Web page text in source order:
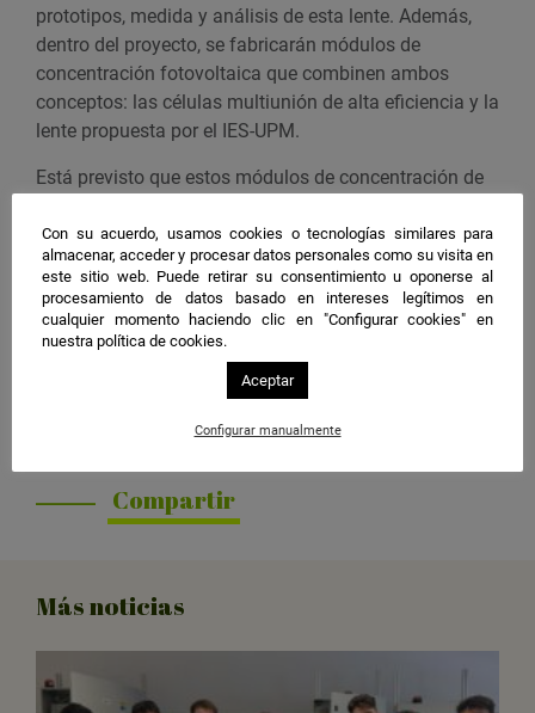
prototipos, medida y análisis de esta lente. Además,
dentro del proyecto, se fabricarán módulos de
concentración fotovoltaica que combinen ambos
conceptos: las células multiunión de alta eficiencia y la
lente propuesta por el IES-UPM.
Está previsto que estos módulos de concentración de
a los de los paneles planos basados en silicio que se
utilizan en la actualidad. De esta forma, se podrá
reducir el coste de la energía fotovoltaica, el tiempo de
retorno energético de los paneles y la superficie que
ocupan.
Primer prototipo de la lente acromática
desarrollada por el IES-UPM en el proyecto CPVMatch.
Compartir
Más noticias
Con su acuerdo, usamos cookies o tecnologías similares para
almacenar, acceder y procesar datos personales como su visita en
este sitio web. Puede retirar su consentimiento u oponerse al
procesamiento de datos basado en intereses legítimos en
cualquier momento haciendo clic en "Configurar cookies" en
nuestra política de cookies.
Aceptar
Configurar manualmente